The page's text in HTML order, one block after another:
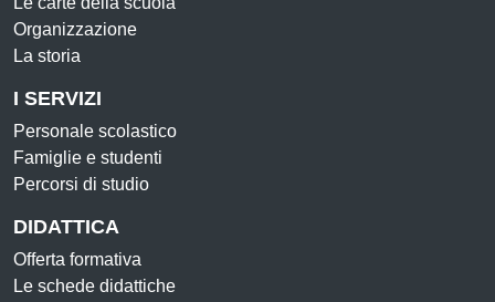
Organizzazione
La storia
I SERVIZI
Personale scolastico
Famiglie e studenti
Percorsi di studio
DIDATTICA
Offerta formativa
Le schede didattiche